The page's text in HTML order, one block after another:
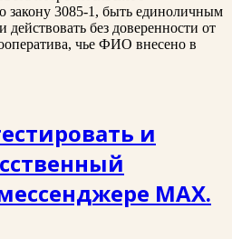
закону 3085-1, быть единоличным
без доверенности от
чье ФИО внесено в
и
MAX.